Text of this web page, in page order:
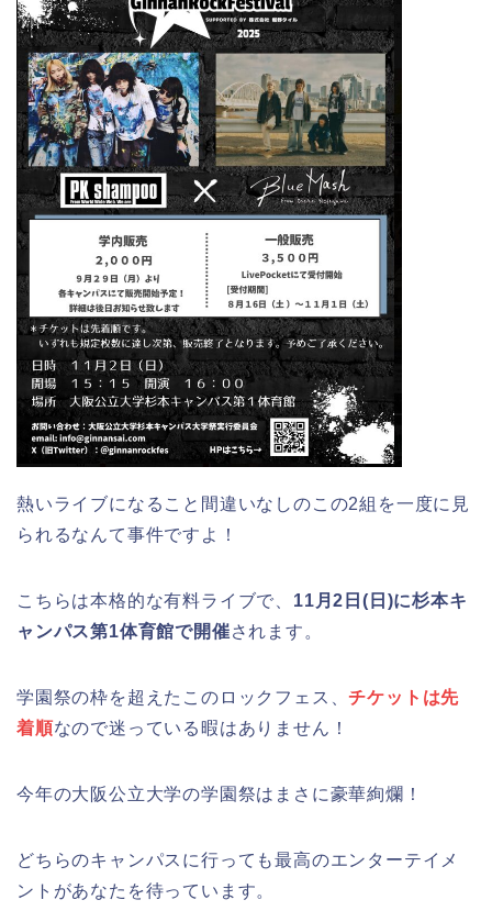
熱いライブになること間違いなしのこの2組を一度に見
られるなんて事件ですよ！
こちらは本格的な有料ライブで、 11月2日(日)に杉本キ
ャンパス第1体育館で開催されます。
学園祭の枠を超えたこのロックフェス、チケットは先
着順なので迷っている暇はありません！
今年の大阪公立大学の学園祭はまさに豪華絢爛！
どちらのキャンパスに行っても最高のエンターテイメ
ントがあなたを待っています。